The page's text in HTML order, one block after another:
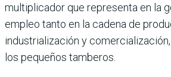
multiplicador que representa en la
empleo tanto en la cadena de
industrialización y
los pequeños tamberos.